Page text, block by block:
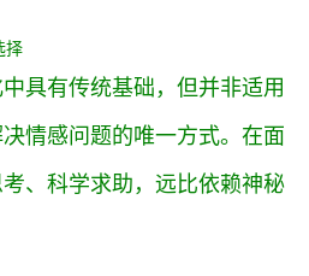
择
具有传统基础，但并非适用
情感问题的唯一方式。在面
、科学求助，远比依赖神秘